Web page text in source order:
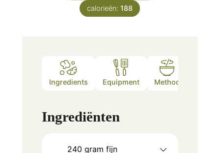
calorieën:188
Ingredients Equipment Method
Ingrediënten
240 gram fijn